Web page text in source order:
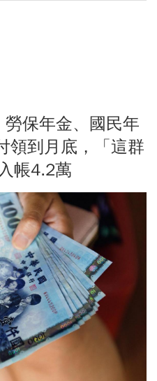
保年金、國民年
到月底，「這群
帳4.2萬